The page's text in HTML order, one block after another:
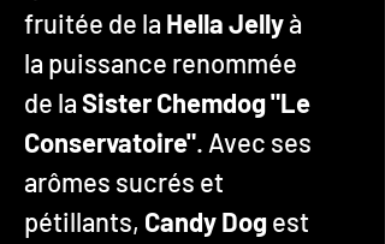
fruitée de la Hella Jellyà
la puissance renommée
de laSister Chemdog "Le
Conservatoire". Avec ses
arômes sucrés et
pétillants, Candy Dogest